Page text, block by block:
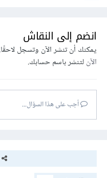
انضم إلى النقاش
يمكنك أن تنشر الآن وتسجل
الآنلتنشر باسم حسابك.
أجب على هذا السؤال...